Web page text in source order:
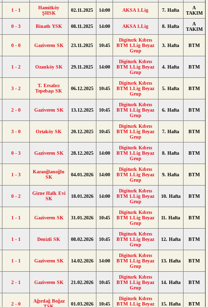
1 - 1
Hamitköy
ŞHSK
02.11.2025 14:00 AKSA 1.Lig 7. Hafta
A
TAKIM
0 - 3 Binatlı YSK 08.11.2025 14:00 AKSA 1.Lig 8. Hafta
A
TAKIM
0 - 0 Gaziveren SK 23.11.2025 10:45
Digiturk Kıbrıs
BTM 1.Lig Beyaz
Grup
3. Hafta BTM
1 - 2 Ozanköy SK 29.11.2025 14:00
Digiturk Kıbrıs
BTM 1.Lig Beyaz
Grup
4. Hafta BTM
3 - 2
T. Ersalıcı
Tepebaşı SK
06.12.2025 10:45
Digiturk Kıbrıs
BTM 1.Lig Beyaz
Grup
5. Hafta BTM
2 - 0 Gaziveren SK 13.12.2025 10:45
Digiturk Kıbrıs
BTM 1.Lig Beyaz
Grup
6. Hafta BTM
3 - 0 Ortaköy SK 20.12.2025 10:45
Digiturk Kıbrıs
BTM 1.Lig Beyaz
Grup
7. Hafta BTM
0 - 3 Gaziveren SK 28.12.2025 14:00
Digiturk Kıbrıs
BTM 1.Lig Beyaz
Grup
8. Hafta BTM
1 - 3
Karaoğlanoğlu
SK
04.01.2026 14:00
Digiturk Kıbrıs
BTM 1.Lig Beyaz
Grup
9. Hafta BTM
0 - 2
Girne Halk Evi
SK
18.01.2026 14:00
Digiturk Kıbrıs
BTM 1.Lig Beyaz
Grup
10. Hafta BTM
1 - 1 Gaziveren SK 31.01.2026 10:45
Digiturk Kıbrıs
BTM 1.Lig Beyaz
Grup
11. Hafta BTM
1 - 1 Denizli SK 08.02.2026 10:45
Digiturk Kıbrıs
BTM 1.Lig Beyaz
Grup
12. Hafta BTM
1 - 1 Gaziveren SK 14.02.2026 14:00
Digiturk Kıbrıs
BTM 1.Lig Beyaz
Grup
13. Hafta BTM
2 - 1 Gaziveren SK 21.02.2026 10:45
Digiturk Kıbrıs
BTM 1.Lig Beyaz
Grup
14. Hafta BTM
2 - 0
Ağırdağ Boğaz
01.03.2026 10:45
Digiturk Kıbrıs
BTM 1.Lig Beyaz
15. Hafta BTM